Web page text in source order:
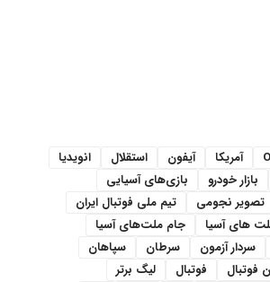
آمریکا آیفون استقلال
انویدیا
بازار خودرو
بازی‌های آسیایی
تصویر نجومی
تیم ملی فوتبال ایران
های آسیا
جام ملت‌های آسیا
سردار آزمون سرطان
سپاهان
فوتبال فوتبال
لیگ برتر